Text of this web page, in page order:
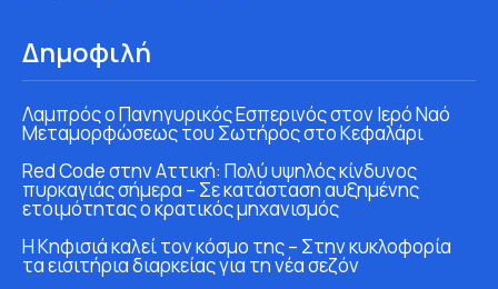
Δημοφιλή
Λαμπρός ο Πανηγυρικός Εσπερινός στον Ιερό Ναό
Μεταμορφώσεως του Σωτήρος στο Κεφαλάρι
Red Code στην Αττική: Πολύ υψηλός κίνδυνος
πυρκαγιάς σήμερα – Σε κατάσταση αυξημένης
ετοιμότητας ο κρατικός μηχανισμός
Η Κηφισιά καλεί τον κόσμο της – Στην κυκλοφορία
τα εισιτήρια διαρκείας για τη νέα σεζόν